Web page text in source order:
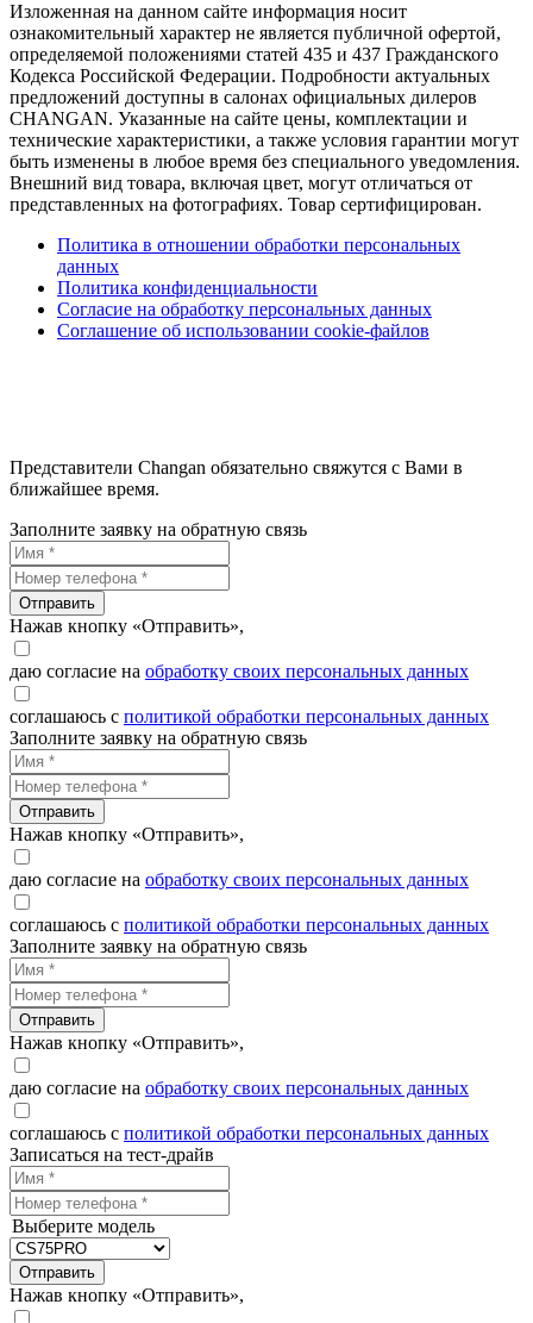
Изложенная на данном сайте информация носит
ознакомительный характер не является публичной офертой,
определяемой положениями статей 435 и 437 Гражданского
Кодекса Российской Федерации. Подробности актуальных
предложений доступны в салонах официальных дилеров
CHANGAN. Указанные на сайте цены, комплектации и
технические характеристики, а также условия гарантии могут
быть изменены в любое время без специального уведомления.
Внешний вид товара, включая цвет, могут отличаться от
представленных на фотографиях. Товар сертифицирован.
Политика в отношении обработки персональных
данных
Политика конфиденциальности
Согласие на обработку персональных данных
Соглашение об использовании cookie-файлов
Представители Changan обязательно свяжутся с Вами в
ближайшее время.
Заполните заявку на обратную связь
Отправить
Нажав кнопку «Отправить»,
даю согласие на обработку своих персональных данных
соглашаюсь с политикой обработки персональных данных
Заполните заявку на обратную связь
Отправить
Нажав кнопку «Отправить»,
даю согласие на обработку своих персональных данных
соглашаюсь с политикой обработки персональных данных
Заполните заявку на обратную связь
Отправить
Нажав кнопку «Отправить»,
даю согласие на обработку своих персональных данных
соглашаюсь с политикой обработки персональных данных
Записаться на тест-драйв
Выберите модель
Отправить
Нажав кнопку «Отправить»,